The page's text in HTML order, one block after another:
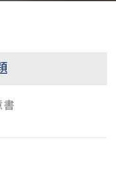
書